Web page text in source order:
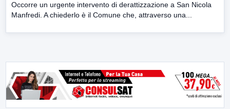
Occorre un urgente intervento di derattizzazione a San Nicola
Manfredi. A chiederlo è il Comune che, attraverso una...